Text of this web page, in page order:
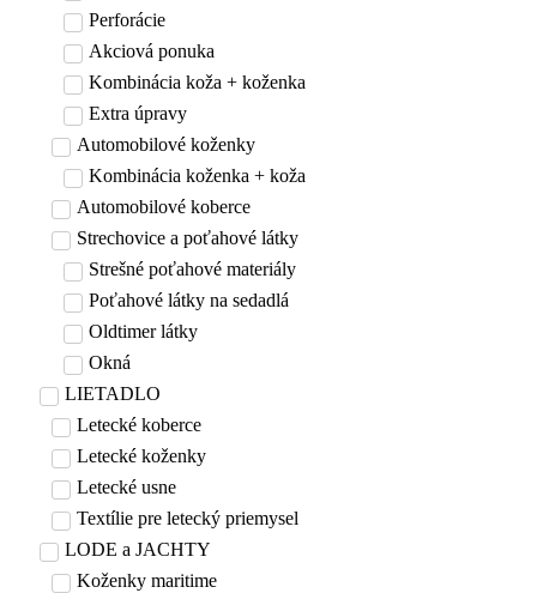
Perforácie
Akciová ponuka
Kombinácia koža + koženka
Extra úpravy
Automobilové koženky
Kombinácia koženka + koža
Automobilové koberce
Strechovice a poťahové látky
Strešné poťahové materiály
Poťahové látky na sedadlá
Oldtimer látky
Okná
LIETADLO
Letecké koberce
Letecké koženky
Letecké usne
Textílie pre letecký priemysel
LODE a JACHTY
Koženky maritime